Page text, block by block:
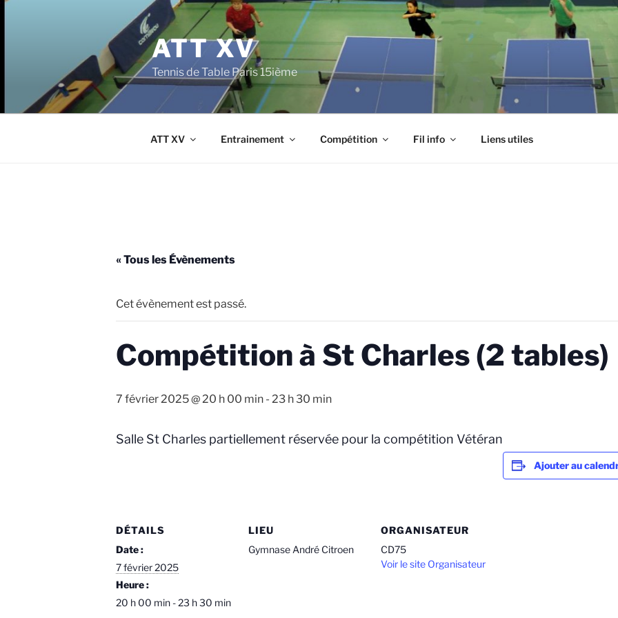
Aller
ATT XV
Tennis de Table Paris 15ième
ATT XV Entrainement Compétition Fil info Liens utiles
« Tous les Évènements
Cet évènement est passé.
Compétition à St Charles (2 tables)
7 février 2025 @ 20 h 00 min - 23 h 30 min
Salle St Charles partiellement réservée pour la compétition Vétéran
Ajouter au
DÉTAILS
Date :
7 février 2025
Heure :
20 h 00 min - 23 h 30 min
LIEU
Gymnase André Citroen
ORGANISATEUR
CD75
Voir le site Organisateur